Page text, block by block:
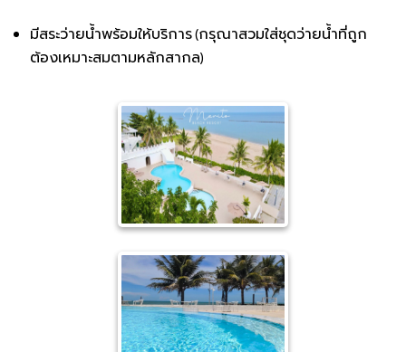
มีสระว่ายน้ำพร้อมให้บริการ (กรุณาสวมใส่ชุดว่ายน้ำที่ถูก
ต้องเหมาะสมตามหลักสากล)